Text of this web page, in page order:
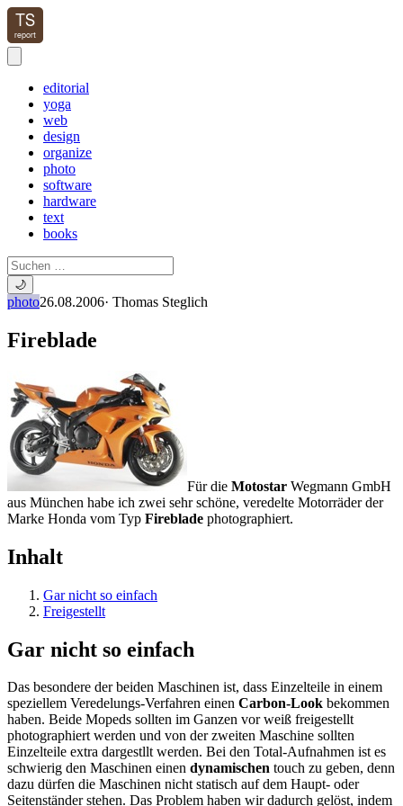
editorial
yoga
web
design
organize
photo
software
hardware
text
books
🌙
photo26.08.2006· Thomas Steglich
Fireblade
Für die Motostar Wegmann GmbH
aus München habe ich zwei sehr schöne, veredelte Motorräder der
Marke Honda vom Typ Fireblade photographiert.
Inhalt
Gar nicht so einfach
Freigestellt
Gar nicht so einfach
Das besondere der beiden Maschinen ist, dass Einzelteile in einem
speziellem Veredelungs-Verfahren einen Carbon-Look bekommen
haben. Beide Mopeds sollten im Ganzen vor weiß freigestellt
photographiert werden und von der zweiten Maschine sollten
Einzelteile extra dargestllt werden. Bei den Total-Aufnahmen ist es
schwierig den Maschinen einen dynamischen touch zu geben, denn
dazu dürfen die Maschinen nicht statisch auf dem Haupt- oder
Seitenständer stehen. Das Problem haben wir dadurch gelöst, indem